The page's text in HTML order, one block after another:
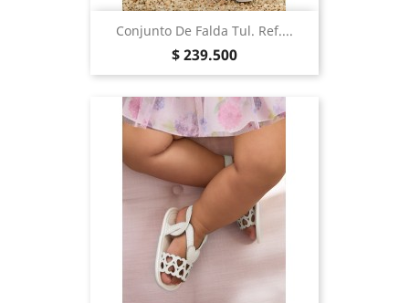
Conjunto De Falda Tul. Ref....
Precio
$ 239.500